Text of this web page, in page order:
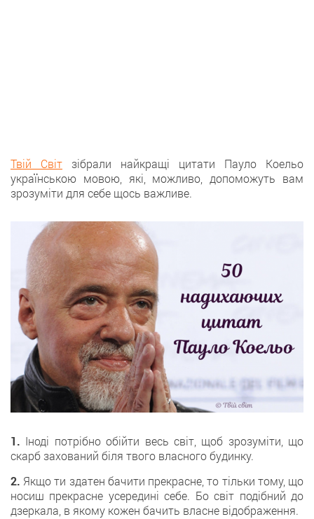
Твій Світ зібрали найкращі цитати Пауло Коельо
українською мовою, які, можливо, допоможуть вам
зрозуміти для себе щось важливе.
1. Іноді потрібно обійти весь світ, щоб зрозуміти, що
скарб захований біля твого власного будинку.
2. Якщо ти здатен бачити прекрасне, то тільки тому, що
носиш прекрасне усередині себе. Бо світ подібний до
дзеркала, в якому кожен бачить власне відображення.